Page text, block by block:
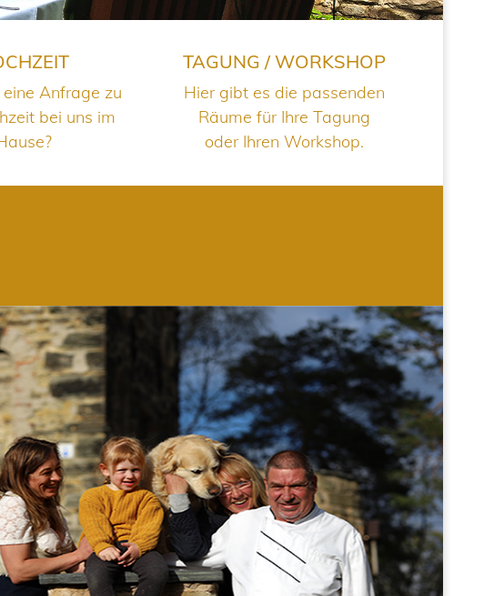
Anfrage zu
bei uns im
TAGUNG / WORKSHOP
Hier gibt es die passenden
Räume für Ihre Tagung
oder Ihren Workshop.